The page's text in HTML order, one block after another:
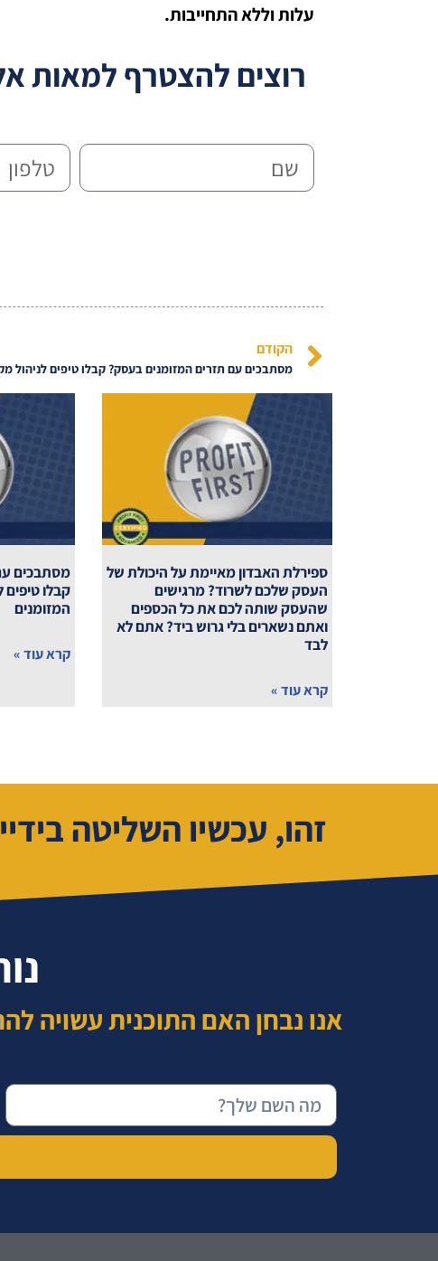
עלות וללא התחייבות.
רוצים להצטרף למאות
הקודם
מסתבכים עם תזרים המזומנים בעסק? קבלו טיפים לניהול
ספירלת האבדון מאיימת על היכולת של
העסק שלכם לשרוד? מרגישים
שהעסק שותה לכם את כל הכספים
ואתם נשארים בלי גרוש ביד? אתם לא
לבד
קרא עוד »
מסתבכים
קבלו טיפים
המזומנים
קרא עוד »
זהו, עכשיו השליטה
אנו נבחן האם התוכנית עשויה